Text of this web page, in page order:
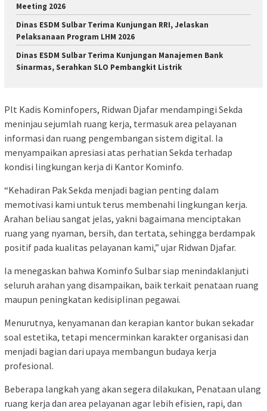
Meeting 2026
Dinas ESDM Sulbar Terima Kunjungan RRI, Jelaskan
Pelaksanaan Program LHM 2026
Dinas ESDM Sulbar Terima Kunjungan Manajemen Bank
Sinarmas, Serahkan SLO Pembangkit Listrik
Plt Kadis Kominfopers, Ridwan Djafar mendampingi Sekda
meninjau sejumlah ruang kerja, termasuk area pelayanan
informasi dan ruang pengembangan sistem digital. Ia
menyampaikan apresiasi atas perhatian Sekda terhadap
kondisi lingkungan kerja di Kantor Kominfo.
“Kehadiran Pak Sekda menjadi bagian penting dalam
memotivasi kami untuk terus membenahi lingkungan kerja.
Arahan beliau sangat jelas, yakni bagaimana menciptakan
ruang yang nyaman, bersih, dan tertata, sehingga berdampak
positif pada kualitas pelayanan kami,” ujar Ridwan Djafar.
Ia menegaskan bahwa Kominfo Sulbar siap menindaklanjuti
seluruh arahan yang disampaikan, baik terkait penataan ruang
maupun peningkatan kedisiplinan pegawai.
Menurutnya, kenyamanan dan kerapian kantor bukan sekadar
soal estetika, tetapi mencerminkan karakter organisasi dan
menjadi bagian dari upaya membangun budaya kerja
profesional.
Beberapa langkah yang akan segera dilakukan, Penataan ulang
ruang kerja dan area pelayanan agar lebih efisien, rapi, dan